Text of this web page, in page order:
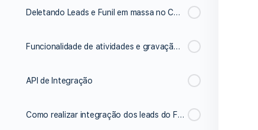
Deletando Leads e Funil em massa no CRM
Funcionalidade de atividades e gravação de áudio
API de Integração
Como realizar integração dos leads do Facebook ads